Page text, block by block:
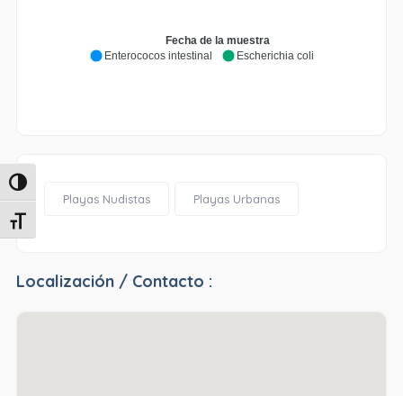
Alternar alto contraste
Alternar tamaño de letra
Fecha de la muestra
Enterococos intestinal
Escherichia coli
Playas Nudistas Playas Urbanas
Localización / Contacto :